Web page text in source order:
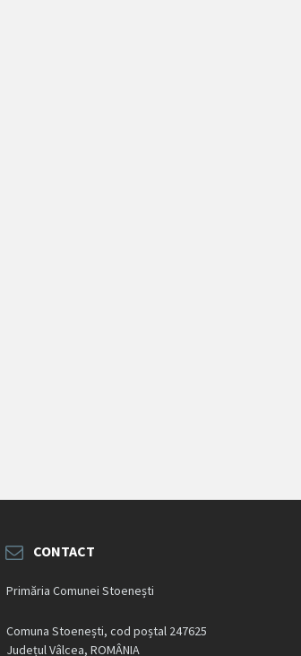
CONTACT
Primăria Comunei Stoenești
Comuna Stoenești, cod poștal 247625
Județul Vâlcea, ROMÂNIA